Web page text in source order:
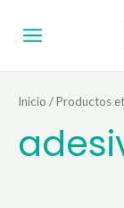
Menu
Inicio / Productos